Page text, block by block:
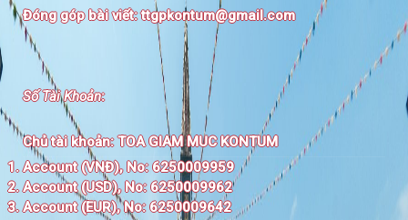
Đóng góp bài viết:ttgpkontum@gmail.com
Số Tài Khoản:
Chủ tài khoản:TOA GIAM MUC KONTUM
Account (VNĐ), No: 6250009959
Account (USD), No: 6250009962
Account (EUR), No: 6250009642